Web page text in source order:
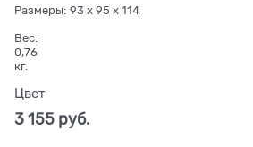
Размеры: 93 x 95 x 114
Вес:
0,76
кг.
Цвет
3 155 руб.